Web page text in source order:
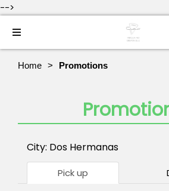
-->
Home Promotions
City: Dos Hermanas
Pick up